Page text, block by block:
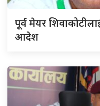
पूर्व मेयर
आदेश